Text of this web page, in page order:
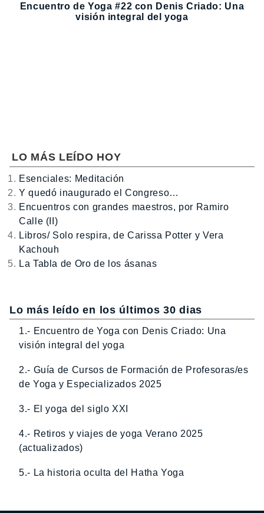
Encuentro de Yoga #22 con Denis Criado: Una
visión integral del yoga
LO MÁS LEÍDO HOY
Esenciales: Meditación
Y quedó inaugurado el Congreso…
Encuentros con grandes maestros, por Ramiro
Calle (II)
Libros/ Solo respira, de Carissa Potter y Vera
Kachouh
La Tabla de Oro de los ásanas
Lo más leído en los últimos 30 dias
1.- Encuentro de Yoga con Denis Criado: Una
visión integral del yoga
2.- Guía de Cursos de Formación de Profesoras/es
de Yoga y Especializados 2025
3.- El yoga del siglo XXI
4.- Retiros y viajes de yoga Verano 2025
(actualizados)
5.- La historia oculta del Hatha Yoga